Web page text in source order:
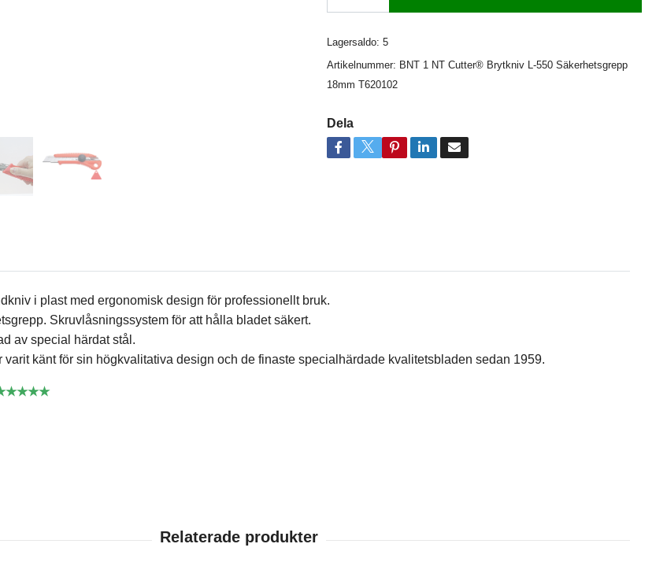
Lagersaldo: 5
Artikelnummer: BNT 1 NT Cutter® Brytkniv L-550 Säkerhetsgrepp
18mm T620102
Dela
i plast med ergonomisk design för professionellt bruk.
Skruvlåsningssystem för att hålla bladet säkert.
av special härdat stål.
känt för sin högkvalitativa design och de finaste specialhärdade kvalitetsbladen sedan 1959.
★★★★★